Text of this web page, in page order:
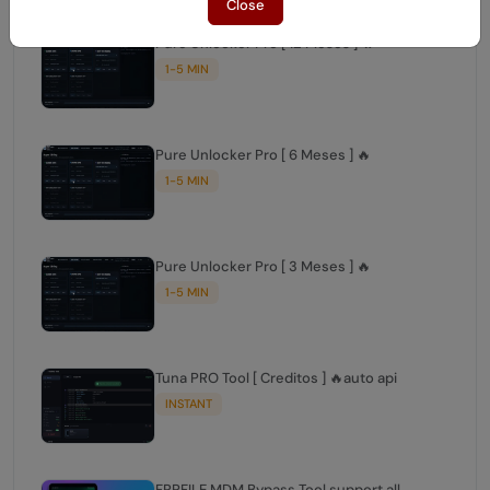
Pure Unlocker Pro [ 12 Meses ] 🔥
1-5 MIN
Pure Unlocker Pro [ 6 Meses ] 🔥
1-5 MIN
Pure Unlocker Pro [ 3 Meses ] 🔥
1-5 MIN
Tuna PRO Tool [ Creditos ] 🔥auto api
INSTANT
Close